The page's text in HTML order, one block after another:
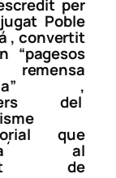
per
Poble
, convertit
“pagesos
,
del
que
al
de